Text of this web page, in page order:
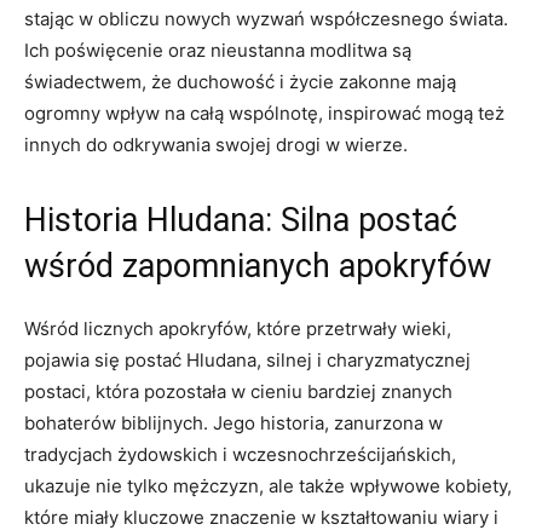
stając w obliczu nowych wyzwań współczesnego świata.
Ich poświęcenie oraz nieustanna modlitwa są
świadectwem, że duchowość i życie zakonne mają
ogromny wpływ na całą wspólnotę, inspirować mogą też
innych do odkrywania swojej drogi w wierze.
Historia Hludana: Silna postać
wśród zapomnianych apokryfów
Wśród licznych apokryfów, które⁢ przetrwały wieki,
pojawia się postać Hludana, silnej i charyzmatycznej
postaci, która pozostała w cieniu bardziej znanych
bohaterów biblijnych. Jego historia, zanurzona w
tradycjach żydowskich i​ wczesnochrześcijańskich,
ukazuje nie tylko mężczyzn, ale także wpływowe kobiety,
które miały kluczowe znaczenie w kształtowaniu wiary i